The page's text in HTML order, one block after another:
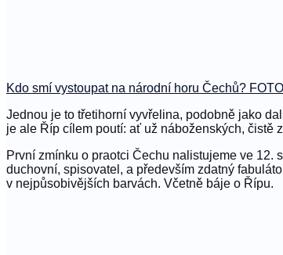
Kdo smí vystoupat na národní horu Čechů?
Jednou je to třetihorní vyvřelina, podobně jako
je ale Říp cílem poutí: ať už náboženských, čistě
První zmínku o praotci Čechu nalistujeme ve
duchovní, spisovatel, a především zdatný
v nejpůsobivějších barvách. Včetně báje o Řípu.